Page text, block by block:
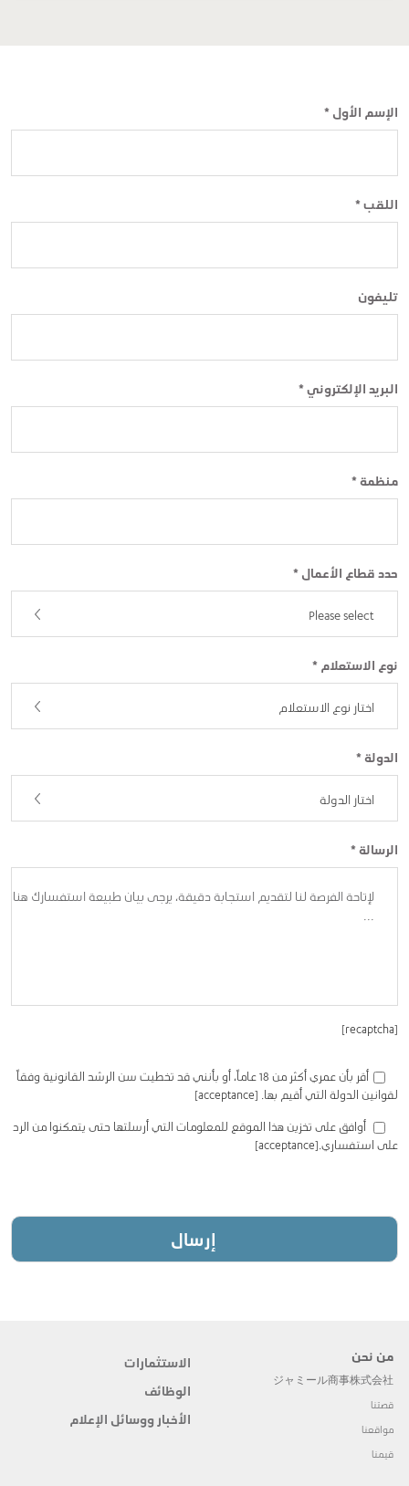
الإسم الأول *
اللقب *
تليفون
البريد الإلكتروني *
منظمة *
حدد قطاع الأعمال *
Please select
نوع الاستعلام *
اختار نوع الاستعلام
الدولة *
اختار الدولة
الرسالة *
[recaptcha]
أقر بأن عمري أكثر من 18 عاماً، أو بأنني قد تخطيت سن الرشد القانونية وفقاً
لقوانين الدولة التي أقيم بها. [acceptance]
أوافق على تخزين هذا الموقع للمعلومات التي أرسلتها حتى يتمكنوا من الرد
على استفساري.[acceptance]
من نحن
ジャミール商事株式会社
قصتنا
مواقعنا
قيمنا
الاستثمارات
الوظائف
الأخبار ووسائل الإعلام